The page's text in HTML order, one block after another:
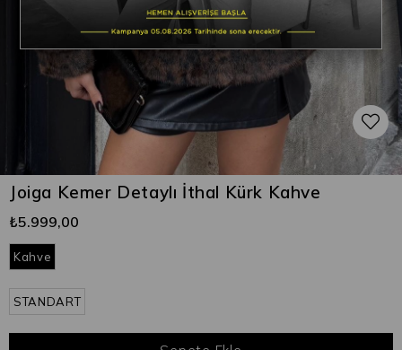
Joiga Kemer Detaylı İthal Kürk Kahve
₺5.999,00
Kahve
STANDART